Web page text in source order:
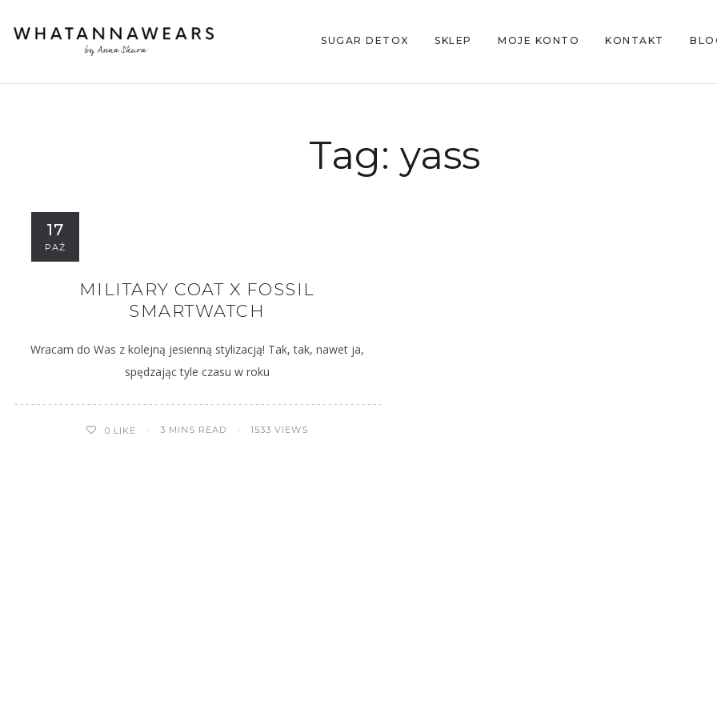
SUGAR DETOX SKLEP MOJE KONTO KONTAKT
Tag: yass
17
PAŹ
MILITARY COAT X FOSSIL
SMARTWATCH
Wracam do Was z kolejną jesienną stylizacją! Tak, tak, nawet ja,
spędzając tyle czasu w roku
0 LIKE 3 MINS READ 1533 VIEWS